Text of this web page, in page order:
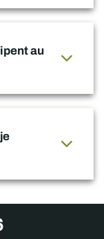
au